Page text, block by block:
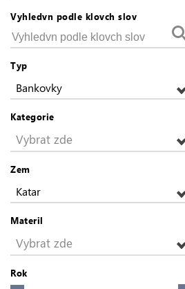
Vyhledvn podle klovch slov
Typ
Bankovky
Kategorie
Vybrat zde
Zem
Katar
Materil
Vybrat zde
Rok